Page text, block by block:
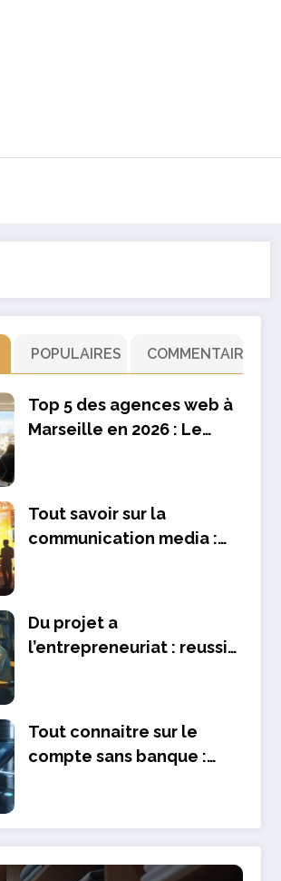
POPULAIRES COMMENTAIRE
Top 5 des agences web à
Marseille en 2026 : Le
Tout savoir sur la
communication media :
promouvoir votre club
Du projet a
l’entrepreneuriat : reussir
Tout connaitre sur le
compte sans banque :
2024